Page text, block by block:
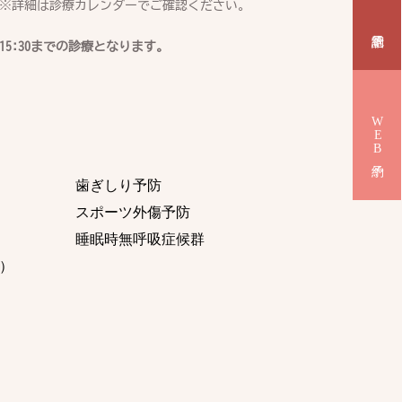
細は診療カレンダーでご確認ください。
までの診療となります。
歯ぎしり予防
スポーツ外傷予防
睡眠時無呼吸症候群
WEB予約